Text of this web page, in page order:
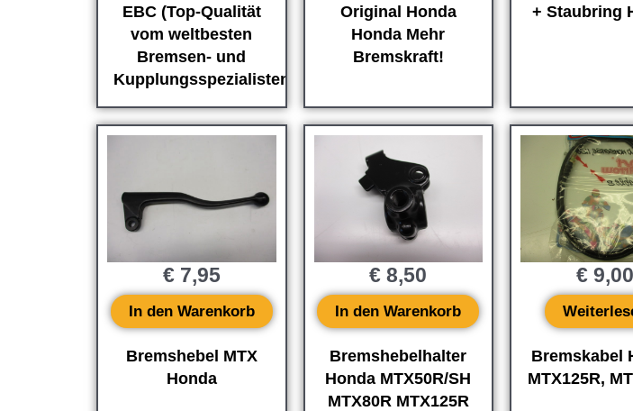
EBC (Top-Qualität
vom weltbesten
Bremsen- und
Kupplungsspezialisten)
Original Honda
Honda Mehr
Bremskraft!
+ Staubring
Bremshebel MTX
Honda
€7,95
In den Warenkorb
Bremshebelhalter
Honda MTX50R/SH
MTX80R MTX125R
€ 8,50
In den Warenkorb
Bremskabel
MTX125R,
€9,00